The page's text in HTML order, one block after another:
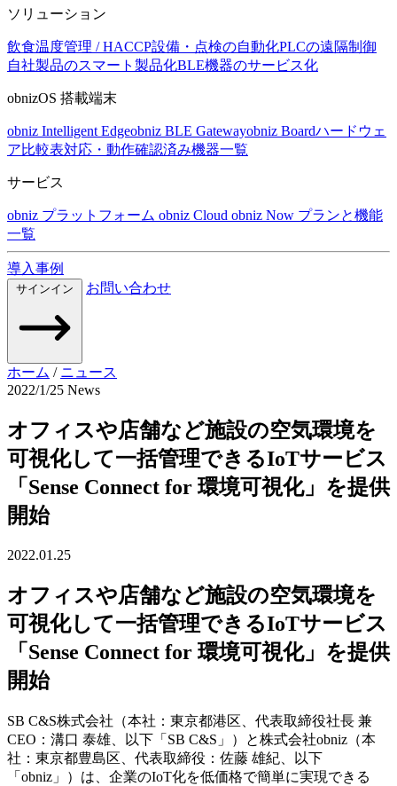
ソリューション
飲食温度管理 / HACCP設備・点検の自動化PLCの遠隔制御
自社製品のスマート製品化BLE機器のサービス化
obnizOS 搭載端末
obniz Intelligent Edgeobniz BLE Gatewayobniz Boardハードウェ
ア比較表対応・動作確認済み機器一覧
サービス
obniz プラットフォーム obniz Cloud obniz Now プランと機能
一覧
導入事例
お問い合わせ
ホーム / ニュース
2022/1/25 News
オフィスや店舗など施設の空気環境を
可視化して一括管理できるIoTサービス
「Sense Connect for 環境可視化」を提供
開始
2022.01.25
オフィスや店舗など施設の空気環境を
可視化して一括管理できるIoTサービス
「Sense Connect for 環境可視化」を提供
開始
SB C&S株式会社（本社：東京都港区、代表取締役社長 兼
CEO：溝口 泰雄、以下「SB C&S」）と株式会社obniz（本
社：東京都豊島区、代表取締役：佐藤 雄紀、以下
「obniz」）は、企業のIoT化を低価格で簡単に実現できる